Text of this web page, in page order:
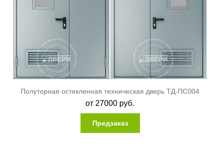
Полуторная остекленная техническая дверь ТД-ПС004
от 27000 руб.
Предзаказ